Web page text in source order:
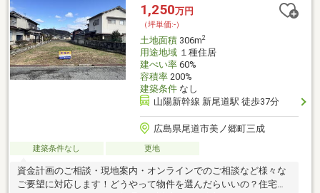
他にも借入があるけど、住宅ローンが組めるか不安だわ…など お
気軽にお問い合わせください。
1,250万円
（坪単価:-）
土地面積306m2
用途地域１種住居
建ぺい率60%
容積率200%
建築条件なし
山陽新幹線 新尾道駅 徒歩37分
広島県尾道市美ノ郷町三成
建築条件なし 更地
資金計画のご相談・現地案内・オンラインでのご相談など様々な
ご要望に対応します！どうやって物件を選んだらいいの？住宅ロ